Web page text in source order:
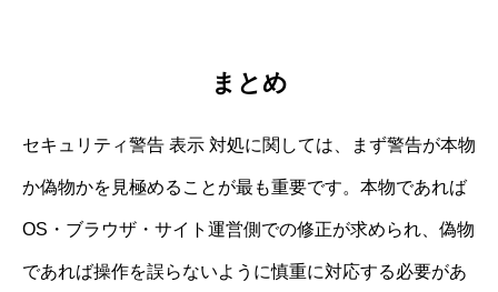
まとめ
セキュリティ警告 表示 対処に関しては、まず警告が本物
か偽物かを見極めることが最も重要です。本物であれば
OS・ブラウザ・サイト運営側での修正が求められ、偽物
であれば操作を誤らないように慎重に対応する必要があ